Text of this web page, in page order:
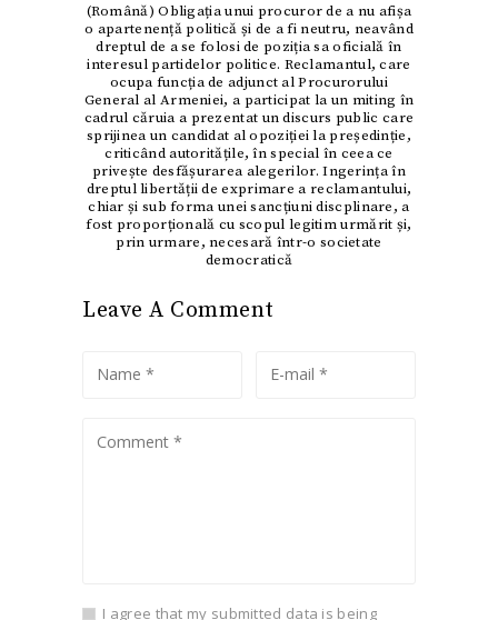
(Română) Obligația unui procuror de a nu afișa
o apartenență politică și de a fi neutru, neavând
dreptul de a se folosi de poziția sa oficială în
interesul partidelor politice. Reclamantul, care
ocupa funcția de adjunct al Procurorului
General al Armeniei, a participat la un miting în
cadrul căruia a prezentat un discurs public care
sprijinea un candidat al opoziției la președinție,
criticând autoritățile, în special în ceea ce
privește desfășurarea alegerilor. Ingerința în
dreptul libertății de exprimare a reclamantului,
chiar și sub forma unei sancțiuni discplinare, a
fost proporțională cu scopul legitim urmărit și,
prin urmare, necesară într-o societate
democratică
Leave A Comment
I agree that my submitted data is being